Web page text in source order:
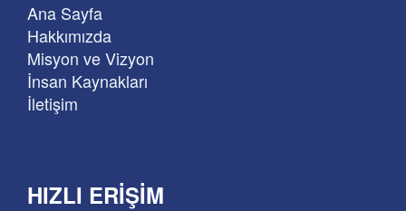
Ana Sayfa
Hakkımızda
Misyon ve Vizyon
İnsan Kaynakları
İletişim
HIZLI ERIŞIM